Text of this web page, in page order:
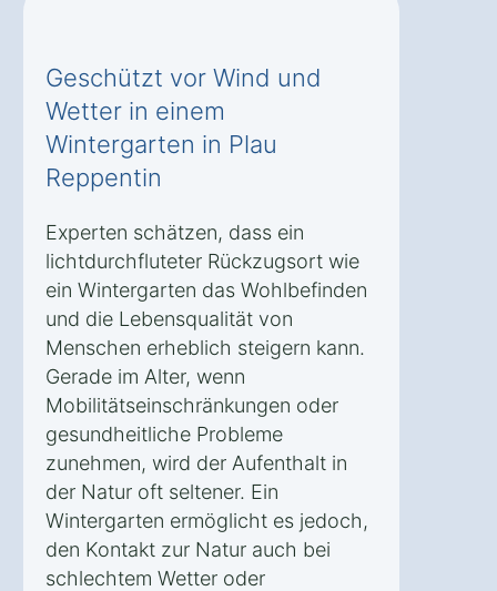
Geschützt vor Wind und
Wetter in einem
Wintergarten in Plau
Reppentin
Experten schätzen, dass ein
lichtdurchfluteter Rückzugsort wie
ein Wintergarten das Wohlbefinden
und die Lebensqualität von
Menschen erheblich steigern kann.
Gerade im Alter, wenn
Mobilitätseinschränkungen oder
gesundheitliche Probleme
zunehmen, wird der Aufenthalt in
der Natur oft seltener. Ein
Wintergarten ermöglicht es jedoch,
den Kontakt zur Natur auch bei
schlechtem Wetter oder